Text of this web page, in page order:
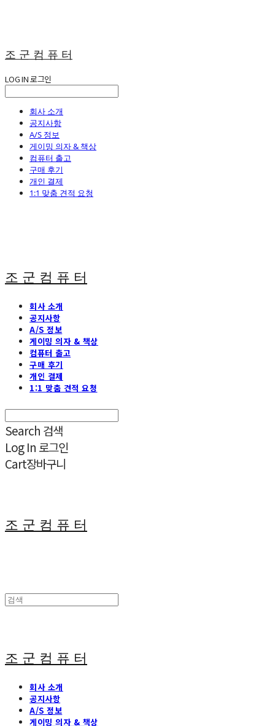
조 군 컴 퓨 터
LOG IN로그인
회사 소개
공지사항
A/S 정보
게이밍 의자 & 책상
컴퓨터 출고
구매 후기
개인 결제
1:1 맞춤 견적 요청
조 군 컴 퓨 터
회사 소개
공지사항
A/S 정보
게이밍 의자 & 책상
컴퓨터 출고
구매 후기
개인 결제
1:1 맞춤 견적 요청
Search 검색
Log In 로그인
Cart장바구니
조 군 컴 퓨 터
조 군 컴 퓨 터
회사 소개
공지사항
A/S 정보
게이밍 의자 & 책상